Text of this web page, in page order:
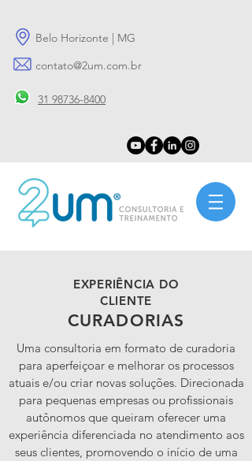
Belo Horizonte | MG
contato@2um.com.br
31 98736-8400
EXPERIÊNCIA DO
CLIENTE
CURADORIAS
Uma consultoria em formato de curadoria
para aperfeiçoar e melhorar os processos
atuais e/ou criar novas soluções. Direcionada
para pequenas empresas ou profissionais
autônomos que queiram oferecer uma
experiência diferenciada no atendimento aos
seus clientes, promovendo o início de uma